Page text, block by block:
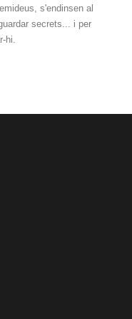
s'endinsen al
secrets... i per
hi.